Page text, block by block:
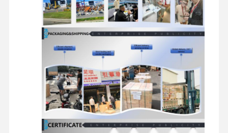
نظام وقود المحرك
الأجزاء الهيدروليكية للحفارة